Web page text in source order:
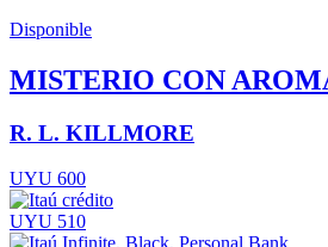
Disponible
MISTERIO CON
R. L. KILLMORE
UYU 600
UYU 510